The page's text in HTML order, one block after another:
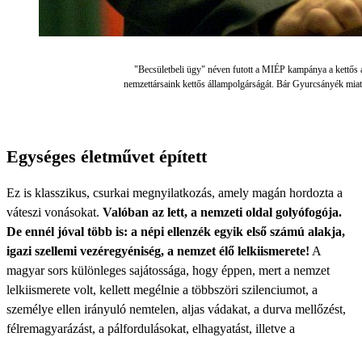
"Becsületbeli ügy" néven futott a MIÉP kampánya a kettős
nemzettársaink kettős állampolgárságát. Bár Gyurcsányék
Egységes életművet épített
Ez is klasszikus, csurkai megnyilatkozás, amely magán hordozta a
váteszi vonásokat. Valóban az lett, a nemzeti oldal golyófogója.
De ennél jóval több is: a népi el­lenzék egyik első számú alakja,
igazi szellemi vezéregyéniség, a nem­zet élő lelkiismerete! A
magyar sors különleges sajátossága, hogy éppen, mert a nemzet
lelkiismerete volt, kellett megélnie a többszöri szilenciumot, a
személye ellen irányuló nemtelen, aljas vádakat, a durva mellőzést,
félremagyarázást, a pálfordulásokat, elhagyatást, illetve a